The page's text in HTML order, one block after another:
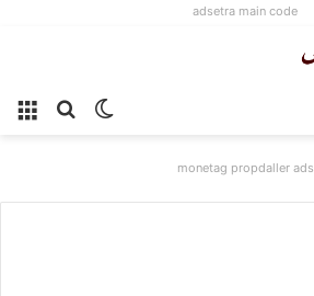
adsetra main code
بحث الوضع
monetag propdaller ads